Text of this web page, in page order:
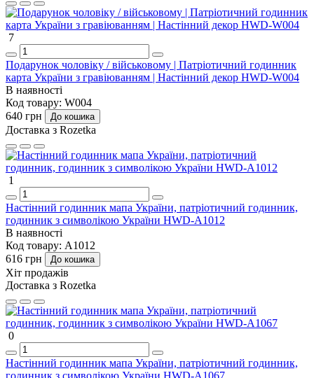
7
Подарунок чоловіку / військовому | Патріотичний годинник
карта України з гравіюванням | Настінний декор HWD-W004
В наявності
Код товару: W004
640 грн
До кошика
Доставка з Rozetka
1
Настінний годинник мапа України, патріотичний годинник,
годинник з символікою України HWD-A1012
В наявності
Код товару: A1012
616 грн
До кошика
Хіт продажів
Доставка з Rozetka
0
Настінний годинник мапа України, патріотичний годинник,